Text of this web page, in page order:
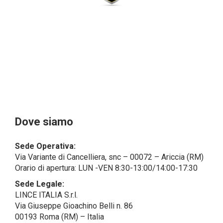
dal campo di applicazione del GDPR (artt. 1 e 4 del
Alcuni segmenti dell’attività richiesta potrebbero
l’espletamento di alcune attività determinate a
società esterne che presentano le garanzie richieste
dal GDPR, abilitandole e a compiere
operazioni determinate per conto di LINCE ITALIA e
conformemente alle istruzioni fornite da
quest’ultima sulla base di specifico accordo per la
gestione dei dati.
Dove siamo
Sede Operativa:
Via Variante di Cancelliera, snc – 00072 – Ariccia (RM)
Orario di apertura: LUN -VEN 8:30-13:00/14:00-17:30
Sede Legale:
LINCE ITALIA S.r.l.
Via Giuseppe Gioachino Belli n. 86
00193 Roma (RM) – Italia